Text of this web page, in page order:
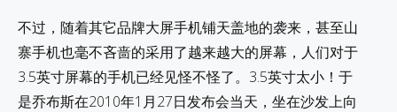
不过，随着其它品牌大屏手机铺天盖地的袭来，甚至山
寨手机也毫不吝啬的采用了越来越大的屏幕，人们对于
3.5英寸屏幕的手机已经见怪不怪了。3.5英寸太小！于
是乔布斯在2010年1月27日发布会当天，坐在沙发上向